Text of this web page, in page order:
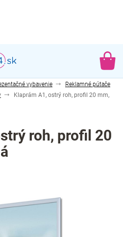
vybavenie
Reklamné pútače
Klaprám A1, ostrý roh, profil 20 mm,
roh, profil 20